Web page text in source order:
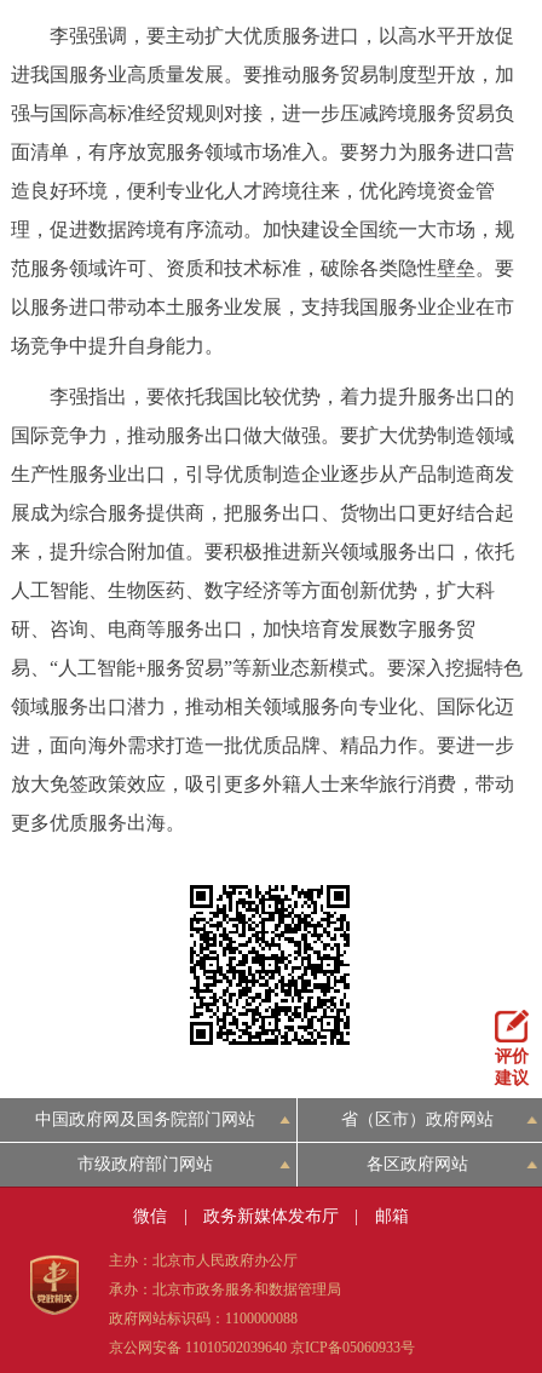
DEUTSCH FRANÇAIS РУССКИЙ ЯЗЫК
ESPAÑOL العربية PORTUGUÊS
ITALIANO
回到顶部
李强强调，要主动扩大优质服务进口，以高水平开放促
进我国服务业高质量发展。要推动服务贸易制度型开放，加
强与国际高标准经贸规则对接，进一步压减跨境服务贸易负
面清单，有序放宽服务领域市场准入。要努力为服务进口营
造良好环境，便利专业化人才跨境往来，优化跨境资金管
理，促进数据跨境有序流动。加快建设全国统一大市场，规
范服务领域许可、资质和技术标准，破除各类隐性壁垒。要
以服务进口带动本土服务业发展，支持我国服务业企业在市
场竞争中提升自身能力。
李强指出，要依托我国比较优势，着力提升服务出口的
国际竞争力，推动服务出口做大做强。要扩大优势制造领域
生产性服务业出口，引导优质制造企业逐步从产品制造商发
展成为综合服务提供商，把服务出口、货物出口更好结合起
来，提升综合附加值。要积极推进新兴领域服务出口，依托
人工智能、生物医药、数字经济等方面创新优势，扩大科
研、咨询、电商等服务出口，加快培育发展数字服务贸
易、“人工智能+服务贸易”等新业态新模式。要深入挖掘特色
领域服务出口潜力，推动相关领域服务向专业化、国际化迈
进，面向海外需求打造一批优质品牌、精品力作。要进一步
放大免签政策效应，吸引更多外籍人士来华旅行消费，带动
更多优质服务出海。
评价
建议
中国政府网及国务院部门网站 省（区市）政府网站
市级政府部门网站 各区政府网站
微信 政务新媒体发布厅 邮箱
主办：北京市人民政府办公厅
承办：北京市政务服务和数据管理局
政府网站标识码：1100000088
京公网安备 11010502039640 京ICP备05060933号